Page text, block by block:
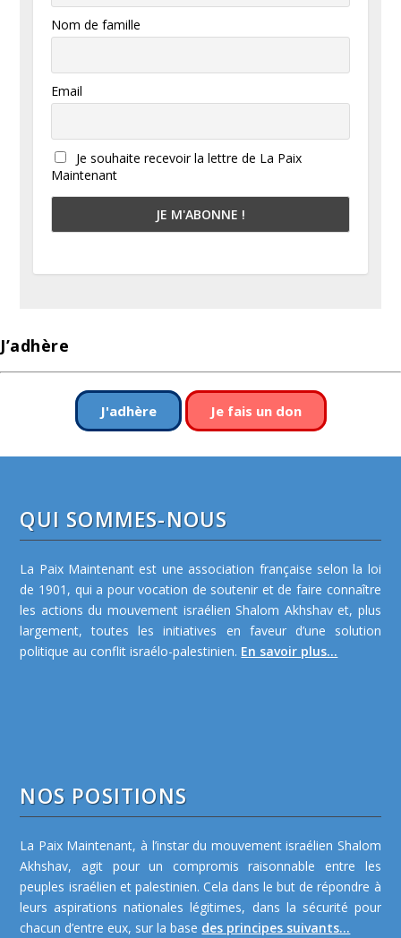
Nom de famille
Email
Je souhaite recevoir la lettre de La Paix
Maintenant
J’adhère
J'adhère Je fais un don
QUI SOMMES-NOUS
La Paix Maintenant est une association française selon la loi
de 1901, qui a pour vocation de soutenir et de faire connaître
les actions du mouvement israélien Shalom Akhshav et, plus
largement, toutes les initiatives en faveur d’une solution
politique au conflit israélo-palestinien. En savoir plus...
NOS POSITIONS
La Paix Maintenant, à l’instar du mouvement israélien Shalom
Akhshav, agit pour un compromis raisonnable entre les
peuples israélien et palestinien. Cela dans le but de répondre à
leurs aspirations nationales légitimes, dans la sécurité pour
chacun d’entre eux, sur la base des principes suivants...